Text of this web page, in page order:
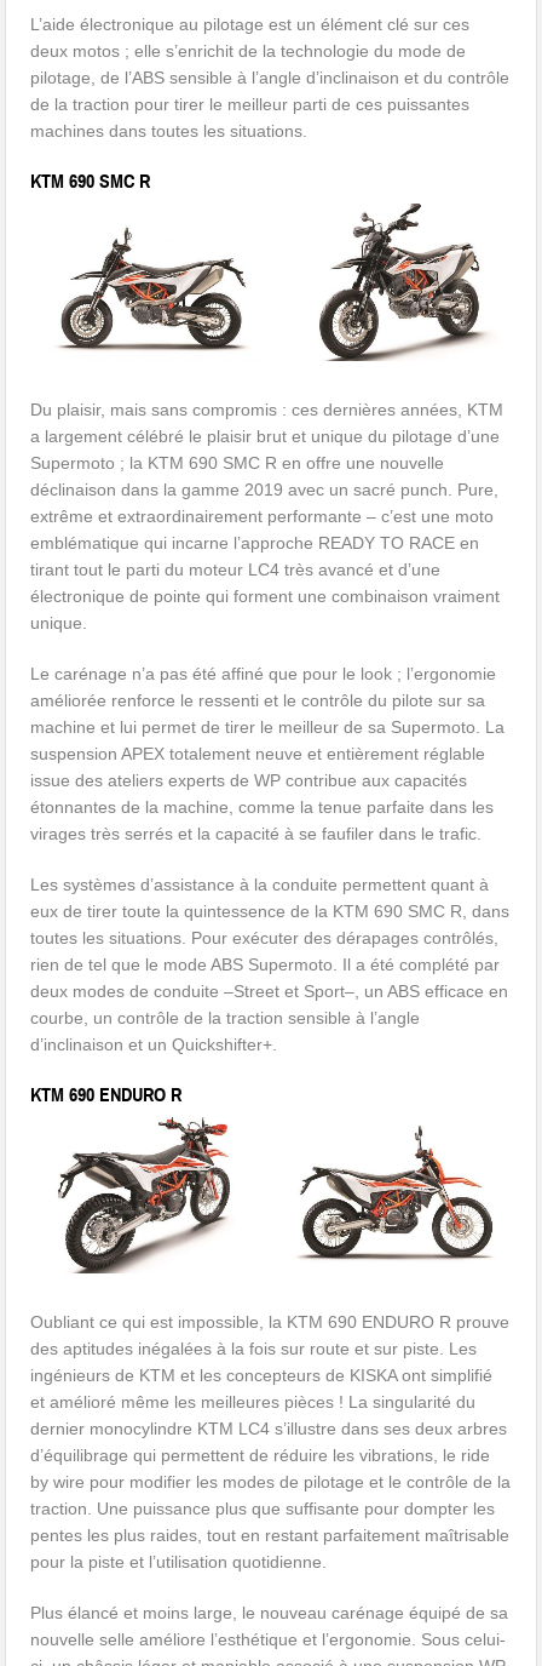
L’aide électronique au pilotage est un élément clé sur ces
deux motos ; elle s’enrichit de la technologie du mode de
pilotage, de l’ABS sensible à l’angle d’inclinaison et du contrôle
de la traction pour tirer le meilleur parti de ces puissantes
machines dans toutes les situations.
KTM 690 SMC R
Du plaisir, mais sans compromis : ces dernières années, KTM
a largement célébré le plaisir brut et unique du pilotage d’une
Supermoto ; la KTM 690 SMC R en offre une nouvelle
déclinaison dans la gamme 2019 avec un sacré punch. Pure,
extrême et extraordinairement performante – c’est une moto
emblématique qui incarne l’approche READY TO RACE en
tirant tout le parti du moteur LC4 très avancé et d’une
électronique de pointe qui forment une combinaison vraiment
unique.
Le carénage n’a pas été affiné que pour le look ; l’ergonomie
améliorée renforce le ressenti et le contrôle du pilote sur sa
machine et lui permet de tirer le meilleur de sa Supermoto. La
suspension APEX totalement neuve et entièrement réglable
issue des ateliers experts de WP contribue aux capacités
étonnantes de la machine, comme la tenue parfaite dans les
virages très serrés et la capacité à se faufiler dans le trafic.
Les systèmes d’assistance à la conduite permettent quant à
eux de tirer toute la quintessence de la KTM 690 SMC R, dans
toutes les situations. Pour exécuter des dérapages contrôlés,
rien de tel que le mode ABS Supermoto. Il a été complété par
deux modes de conduite –Street et Sport–, un ABS efficace en
courbe, un contrôle de la traction sensible à l’angle
d’inclinaison et un Quickshifter+.
KTM 690 ENDURO R
Oubliant ce qui est impossible, la KTM 690 ENDURO R prouve
des aptitudes inégalées à la fois sur route et sur piste. Les
ingénieurs de KTM et les concepteurs de KISKA ont simplifié
et amélioré même les meilleures pièces ! La singularité du
dernier monocylindre KTM LC4 s’illustre dans ses deux arbres
d’équilibrage qui permettent de réduire les vibrations, le ride
by wire pour modifier les modes de pilotage et le contrôle de la
traction. Une puissance plus que suffisante pour dompter les
pentes les plus raides, tout en restant parfaitement maîtrisable
pour la piste et l’utilisation quotidienne.
Plus élancé et moins large, le nouveau carénage équipé de sa
nouvelle selle améliore l’esthétique et l’ergonomie. Sous celui-